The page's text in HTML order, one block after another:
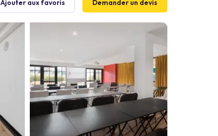
Ajouter aux favoris Demander un devis